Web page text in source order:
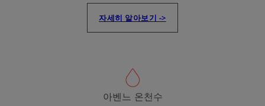
자세히 알아보기 ->
아벤느 온천수